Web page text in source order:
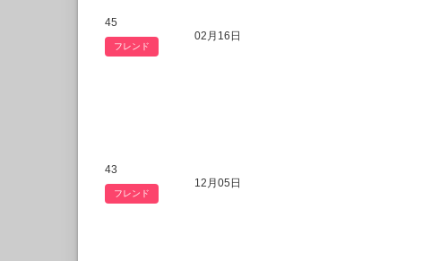
45
フレンド
02月16日
43
フレンド
12月05日